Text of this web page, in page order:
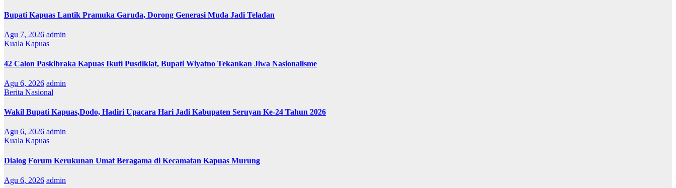
Bupati Kapuas Lantik Pramuka Garuda, Dorong Generasi Muda Jadi Teladan
Agu 7, 2026 admin
Kuala Kapuas
42 Calon Paskibraka Kapuas Ikuti Pusdiklat, Bupati Wiyatno Tekankan Jiwa Nasionalisme
Agu 6, 2026 admin
Berita Nasional
Wakil Bupati Kapuas,Dodo, Hadiri Upacara Hari Jadi Kabupaten Seruyan Ke-24 Tahun 2026
Agu 6, 2026 admin
Kuala Kapuas
Dialog Forum Kerukunan Umat Beragama di Kecamatan Kapuas Murung
Agu 6, 2026 admin